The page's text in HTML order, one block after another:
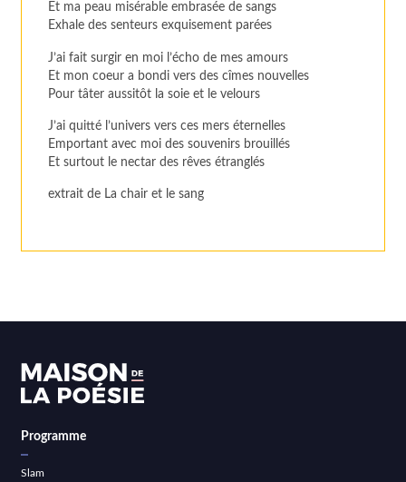
Et ma peau misérable embrasée de sangs
Exhale des senteurs exquisement parées
J’ai fait surgir en moi l’écho de mes amours
Et mon coeur a bondi vers des cîmes nouvelles
Pour tâter aussitôt la soie et le velours
J’ai quitté l’univers vers ces mers éternelles
Emportant avec moi des souvenirs brouillés
Et surtout le nectar des rêves étranglés
extrait de La chair et le sang
Programme
Slam